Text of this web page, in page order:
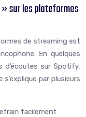
sur les plateformes
de streaming est
En quelques
d’écoutes sur Spotify,
par plusieurs
facilement